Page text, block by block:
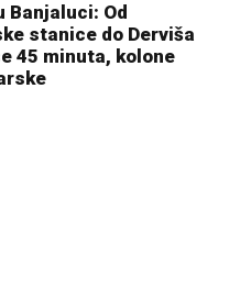
Banjaluci: Od
stanice do Derviša
45 minuta, kolone